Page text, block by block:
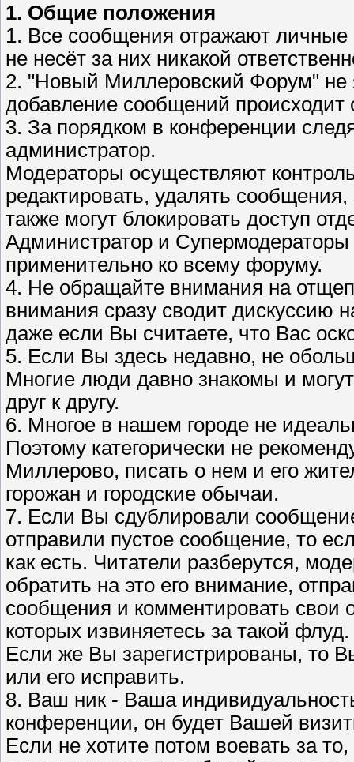
1. Общие положения
1. Все сообщения отражают
не несёт за них никакой
2. "Новый Миллеровский Форум" не
добавление сообщений происходит
3. За порядком в конференции
администратор.
Модераторы осуществляют
редактировать, удалять
также могут блокировать доступ
Администратор и
применительно ко всему форуму.
4. Не обращайте внимания на
внимания сразу сводит дискуссию
даже если Вы считаете, что Вас
5. Если Вы здесь недавно, не
Многие люди давно знакомы и
друг к другу.
6. Многое в нашем городе не
Поэтому категорически не
Миллерово, писать о нем и его
горожан и городские обычаи.
7. Если Вы сдублировали
отправили пустое сообщение, то
как есть. Читатели разберутся,
обратить на это его внимание,
сообщения и комментировать
которых извиняетесь за такой флуд.
Если же Вы зарегистрированы, то
или его исправить.
8. Ваш ник - Ваша
конференции, он будет Вашей
Если не хотите потом воевать за